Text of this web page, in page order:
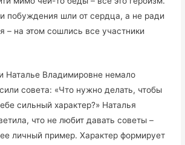
побуждения шли от сердца, а не ради
– на этом сошлись все участники
Наталье Владимировне немало
совета: «Что нужно делать, чтобы
сильный характер?» Наталья
что не любит давать советы –
личный пример. Характер формирует